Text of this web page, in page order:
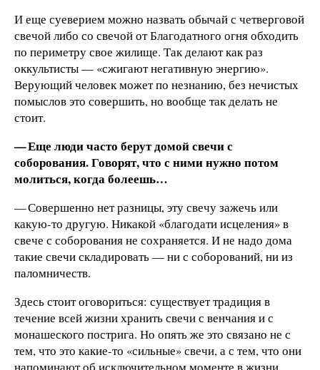
И еще суеверием можно назвать обычай с четверговой
свечой либо со свечой от Благодатного огня обходить
по периметру свое жилище. Так делают как раз
оккультисты — «сжигают негативную энергию».
Верующий человек может по незнанию, без нечистых
помыслов это совершить, но вообще так делать не
стоит.
— Еще люди часто берут домой свечи с
соборования. Говорят, что с ними нужно потом
молиться, когда болеешь…
— Совершенно нет разницы, эту свечу зажечь или
какую-то другую. Никакой «благодати исцеления» в
свече с соборования не сохраняется. И не надо дома
такие свечи складировать — ни с соборований, ни из
паломничеств.
Здесь стоит оговориться: существует традиция в
течение всей жизни хранить свечи с венчания и с
монашеского пострига. Но опять же это связано не с
тем, что это какие-то «сильные» свечи, а с тем, что они
напоминают об исключительном моменте в жизни